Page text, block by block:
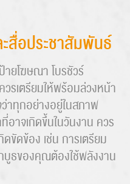
สื่อประชาสัมพันธ์
ายโฆษณา โบรชัวร์
วรเตรียมให้พร้อมล่วงหน้า
าทุกอย่างอยู่ในสภาพ
าจเกิดขึ้นในวันงาน ควร
ดข้อง เช่น การเตรียม
ธของคุณต้องใช้พลังงาน